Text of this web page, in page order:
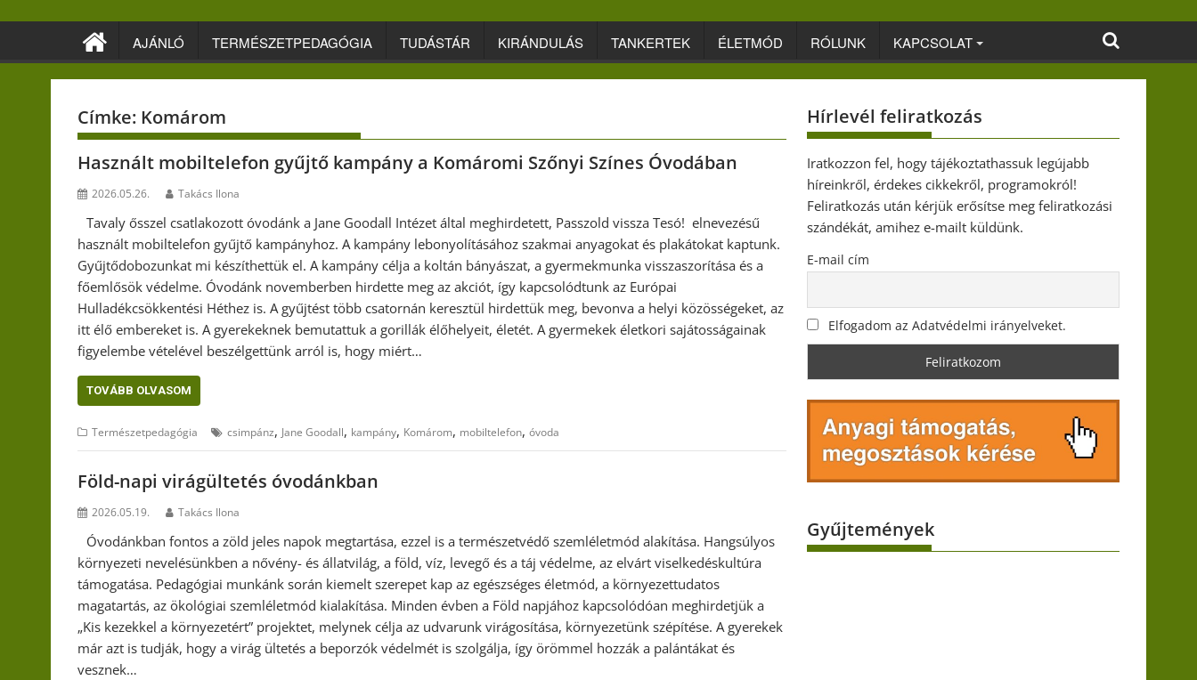
AJÁNLÓ TERMÉSZETPEDAGÓGIA TUDÁSTÁR KIRÁNDULÁS TANKERTEK ÉLETMÓD RÓLUNK KAPCSOLAT
Címke: Komárom
Használt mobiltelefon gyűjtő kampány a Komáromi Szőnyi Színes Óvodában
2026.05.26. Takács Ilona
Tavaly ősszel csatlakozott óvodánk a Jane Goodall Intézet által meghirdetett, Passzold vissza Tesó! elnevezésű
használt mobiltelefon gyűjtő kampányhoz. A kampány lebonyolításához szakmai anyagokat és plakátokat kaptunk.
Gyűjtődobozunkat mi készíthettük el. A kampány célja a koltán bányászat, a gyermekmunka visszaszorítása és a
főemlősök védelme. Óvodánk novemberben hirdette meg az akciót, így kapcsolódtunk az Európai
Hulladékcsökkentési Héthez is. A gyűjtést több csatornán keresztül hirdettük meg, bevonva a helyi közösségeket, az
itt élő embereket is. A gyerekeknek bemutattuk a gorillák élőhelyeit, életét. A gyermekek életkori sajátosságainak
figyelembe vételével beszélgettünk arról is, hogy miért…
TOVÁBB OLVASOM
Természetpedagógia csimpánz, Jane Goodall, kampány, Komárom, mobiltelefon, óvoda
Föld-napi virágültetés óvodánkban
2026.05.19. Takács Ilona
Óvodánkban fontos a zöld jeles napok megtartása, ezzel is a természetvédő szemléletmód alakítása. Hangsúlyos
környezeti nevelésünkben a nővény- és állatvilág, a föld, víz, levegő és a táj védelme, az elvárt viselkedéskultúra
támogatása. Pedagógiai munkánk során kiemelt szerepet kap az egészséges életmód, a környezettudatos
magatartás, az ökológiai szemléletmód kialakítása. Minden évben a Föld napjához kapcsolódóan meghirdetjük a
„Kis kezekkel a környezetért” projektet, melynek célja az udvarunk virágosítása, környezetünk szépítése. A gyerekek
már azt is tudják, hogy a virág ültetés a beporzók védelmét is szolgálja, így örömmel hozzák a palántákat és
vesznek…
Hírlevél feliratkozás
Iratkozzon fel, hogy tájékoztathassuk legújabb
híreinkről, érdekes cikkekről, programokról!
Feliratkozás után kérjük erősítse meg feliratkozási
szándékát, amihez e-mailt küldünk.
E-mail cím
Elfogadom az Adatvédelmi irányelveket.
Gyűjtemények